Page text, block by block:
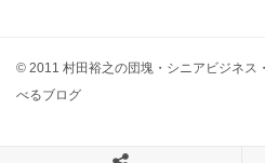
© 2011 村田裕之の団塊・シニアビジネス
べるブログ